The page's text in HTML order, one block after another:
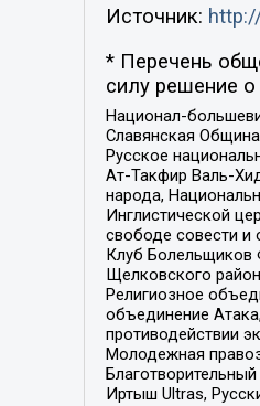
Источник:
* Перечень
силу решение о
Национал-
Славянская
Русское
Ат-Такфир Валь-
народа,
Инглистической
свободе совести и
Клуб Болельщиков
Щелковского
Религиозное
объединение
противодействии
Молодежная
Иртыш Ultras,